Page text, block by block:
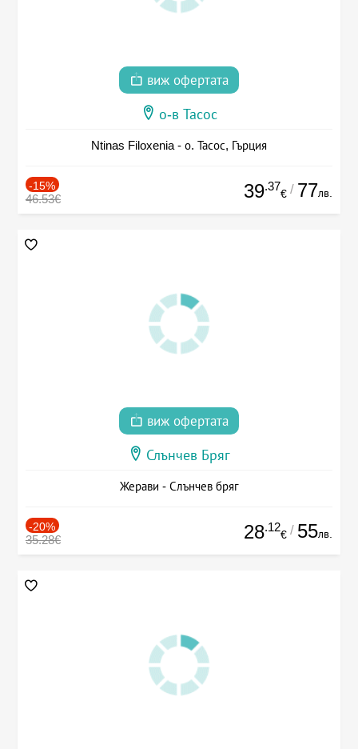
виж офертата
о-в Тасос
Ntinas Filoxenia - о. Тасос, Гърция
-15%
46.53€ 39.37
€ / 77лв.
виж офертата
Слънчев Бряг
Жерави - Слънчев бряг
-20%
35.28€ 28.12
€ / 55лв.